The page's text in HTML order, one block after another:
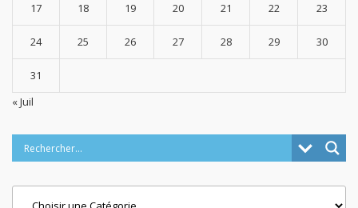
17 18 19 20 21 22 23
24 25 26 27 28 29 30
31
« Juil